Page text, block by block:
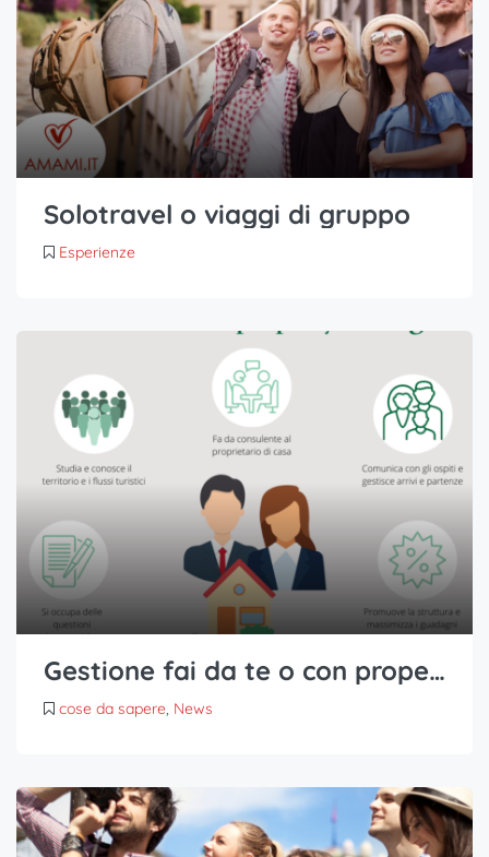
Solotravel o viaggi di gruppo
Esperienze
Gestione fai da te o con property manager
cose da sapere, News